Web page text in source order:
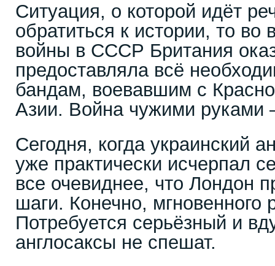
Ситуация, о которой идёт
обратиться к истории, то во
войны в СССР Британия
предоставляла всё
бандам, воевавшим с
Азии. Война чужими руками
Сегодня, когда украинский
уже практически исчерпал
все очевиднее, что Лондон
шаги. Конечно, мгновенного
Потребуется серьёзный и
англосаксы не спешат.